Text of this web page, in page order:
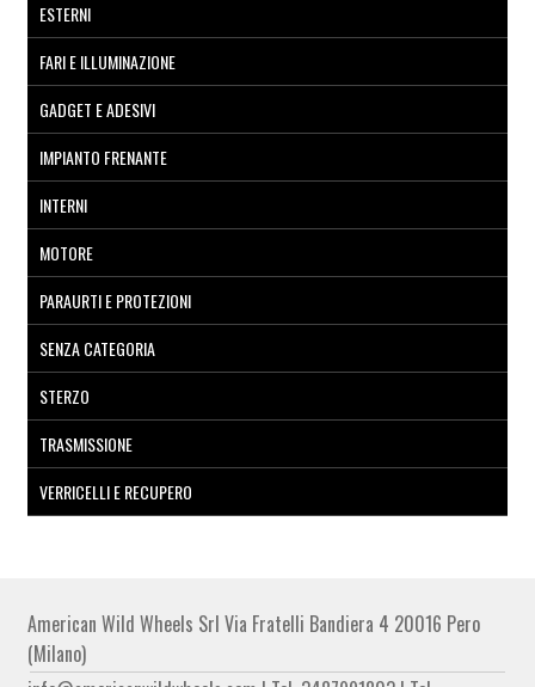
ESTERNI
FARI E ILLUMINAZIONE
GADGET E ADESIVI
IMPIANTO FRENANTE
INTERNI
MOTORE
PARAURTI E PROTEZIONI
SENZA CATEGORIA
STERZO
TRASMISSIONE
VERRICELLI E RECUPERO
American Wild Wheels Srl Via Fratelli Bandiera 4 20016 Pero
(Milano)